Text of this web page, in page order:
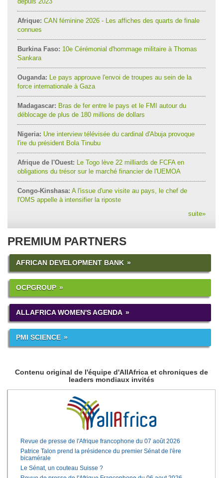
Afrique: CAN féminine 2026 - Les affiches des quarts de finale
connues
Burkina Faso: 10e Cérémonial d'hommage militaire à Thomas
Sankara
Ouganda: Le pays approuve l'envoi de troupes au sein de la
force internationale à Gaza
Madagascar: Bras de fer entre le pays et le FMI autour du
déblocage de plus de 180 millions de dollars
Nigeria: Une interview télévisée du cardinal d'Abuja provoque
l'ire du président Bola Tinubu
Afrique de l'Ouest: Le Togo lève 22 milliards de FCFA en
obligations du trésor sur le marché financier de l'UEMOA
Congo-Kinshasa: A l'issue d'une visite au pays, le chef de
l'OMS appelle à intensifier la riposte
suite»
PREMIUM PARTNERS
AFRICAN DEVELOPMENT BANK
OCPGROUP
ALLAFRICA WOMEN'S AGENDA
PMI SCIENCE
Contenu original de l'équipe d'AllAfrica et chroniques de
leaders mondiaux invités
Revue de presse de l'Afrique francophone du 07 août 2026
Patrice Talon prend la présidence du premier Sénat de l'ère
bicamérale
Le Sénat, un couteau Suisse ?